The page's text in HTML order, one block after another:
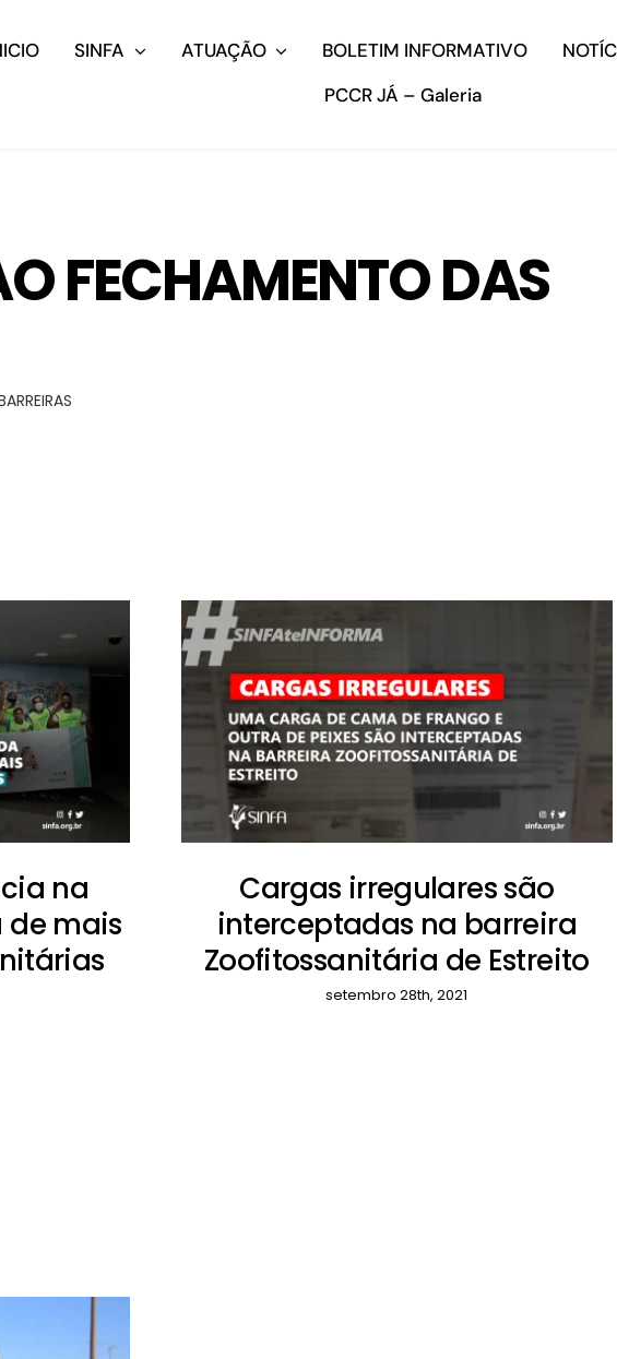
SINFA ATUAÇÃO BOLETIM INFORMATIVO
PCCR JÁ – Galeria
FECHAMENTO DAS
na
de mais
Cargas irregulares são
interceptadas na barreira
Zoofitossanitária de Estreito
setembro 28th, 2021